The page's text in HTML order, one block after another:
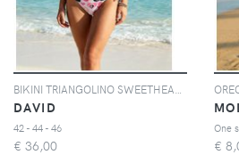
DAVID
42 - 44 - 46
€ 36,00
One
€